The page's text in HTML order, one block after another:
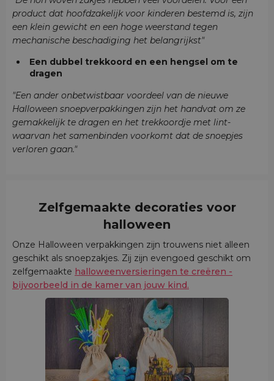
product dat hoofdzakelijk voor kinderen bestemd is, zijn
een klein gewicht en een hoge weerstand tegen
mechanische beschadiging het belangrijkst"
Een dubbel trekkoord en een hengsel om te
dragen
"Een ander onbetwistbaar voordeel van de nieuwe
Halloween snoepverpakkingen zijn het handvat om ze
gemakkelijk te dragen en het trekkoordje met lint-
waarvan het samenbinden voorkomt dat de snoepjes
verloren gaan."
Zelfgemaakte decoraties voor
halloween
Onze Halloween verpakkingen zijn trouwens niet alleen
geschikt als snoepzakjes. Zij zijn evengoed geschikt om
zelfgemaakte halloweenversieringen te creëren -
bijvoorbeeld in de kamer van jouw kind.